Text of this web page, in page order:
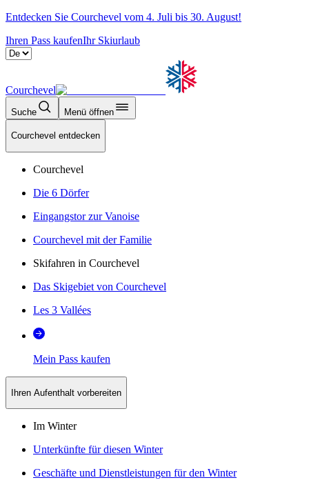
Entdecken Sie Courchevel vom 4. Juli bis 30. August!
Ihren Pass kaufenIhr Skiurlaub
Courchevel
Suche Menü öffnen
Courchevel entdecken
Courchevel
Die 6 Dörfer
Eingangstor zur Vanoise
Courchevel mit der Familie
Skifahren in Courchevel
Das Skigebiet von Courchevel
Les 3 Vallées
Mein Pass kaufen
Ihren Aufenthalt vorbereiten
Im Winter
Unterkünfte für diesen Winter
Geschäfte und Dienstleistungen für den Winter